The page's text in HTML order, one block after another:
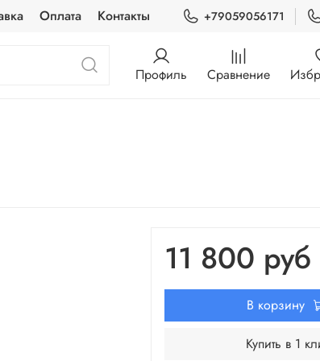
Оплата Контакты +79059056171
Профиль Сравнение
11 800 руб
В корзину
Купить в 1